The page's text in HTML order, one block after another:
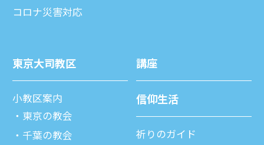
コロナ災害対応
東京⼤司教区
⼩教区案内
東京の教会
千葉の教会
講座
信仰⽣活
祈りのガイド